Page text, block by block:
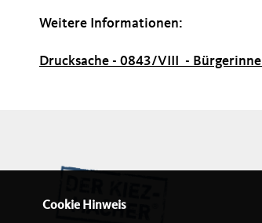
Weitere Informationen:
Drucksache - 0843/VIII -
Cookie Hinweis